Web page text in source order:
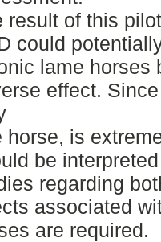
result of this
could
lame horses
effect.
horse, is
be
regarding
associated
are required.